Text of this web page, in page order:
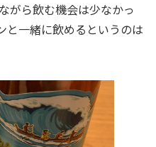
がら飲む機会は少なかっ
と一緒に飲めるというのは